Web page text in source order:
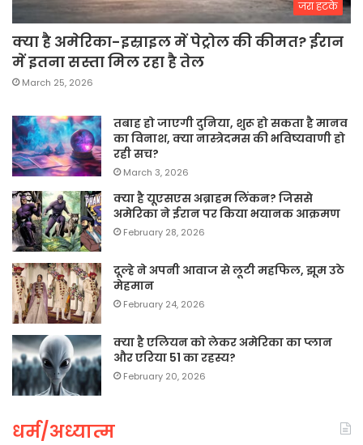
जरा हटके
क्या है अमेरिका-इस्राइल में पेट्रोल की कीमत? ईरान
में इतना सस्ता मिल रहा है तेल
March 25, 2026
तबाह हो जाएगी दुनिया, शुरू हो सकता है मानव
का विनाश, क्या नास्त्रेदमस की भविष्यवाणी हो
रही सच?
March 3, 2026
क्या है यूएसएस अब्राहम लिंकन? जिससे
अमेरिका ने ईरान पर किया भयानक आक्रमण
February 28, 2026
दूल्हे ने अपनी आवाज से लूटी महफिल, झूम उठे
मेहमान
February 24, 2026
क्या है एलियन को लेकर अमेरिका का प्लान
और एरिया 51 का रहस्य?
February 20, 2026
धर्म/अध्यात्म